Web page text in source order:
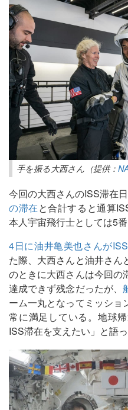
手を振る大西さん（提供：
今回の大西さんのISS滞在日
の滞在と合計すると通算
本人宇宙飛行士としては5番
4日に油井亀美也さんが
た際、大西さんと油井さん
のときに大西さんは今回の
達成できず残念だったが、
ーム一丸となってミッショ
常に満足している。地球
ISS滞在を支えたい」と語っ